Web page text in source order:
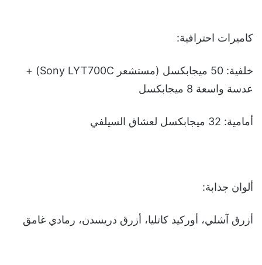
كاميرات احترافية:
خلفية: 50 ميجابكسل (مستشعر Sony LYT700C) +
عدسة واسعة 8 ميجابكسل
أمامية: 32 ميجابكسل لعشاق السيلفي
ألوان جذابة:
أزرق آشلي، أوركيد كاتليا، أزرق دريسدن، رمادي غامق